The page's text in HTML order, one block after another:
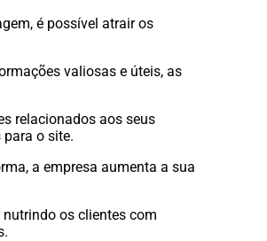
é possível atrair os
valiosas e úteis, as
relacionados aos seus
o site.
a empresa aumenta a sua
os clientes com